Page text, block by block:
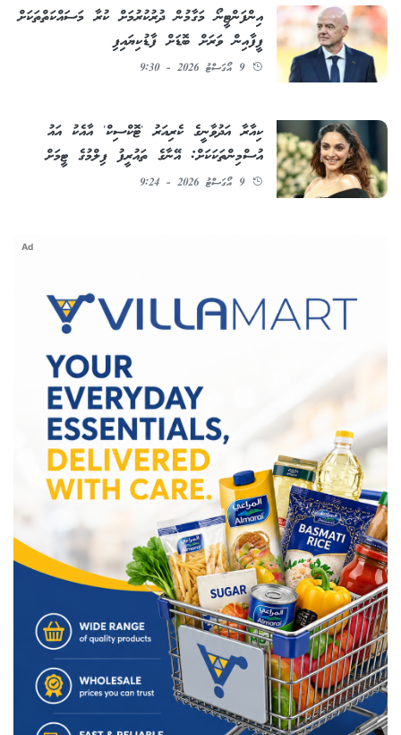
އިންފަންޓީނޯ މަގާމުން ދުރުކުރުމަށް ކުރާ މަސައްކަތްތަކަށް
ފީފާއިން ވަރަށް ބޮޑަށް ފާޑުކިޔައިފި
9 އޯގަސްޓު 2026 - 9:30
ކިއާރާ އަދުވާނީގެ ކެރިއަރު 'ޓޮކްސިކް' އާއެކު އައު
އުސްމިންތަކަކަށް: އޭނާގެ ތައުރީފު ފިލްމުގެ ޓީމަށް
9 އޯގަސްޓު 2026 - 9:24
Ad